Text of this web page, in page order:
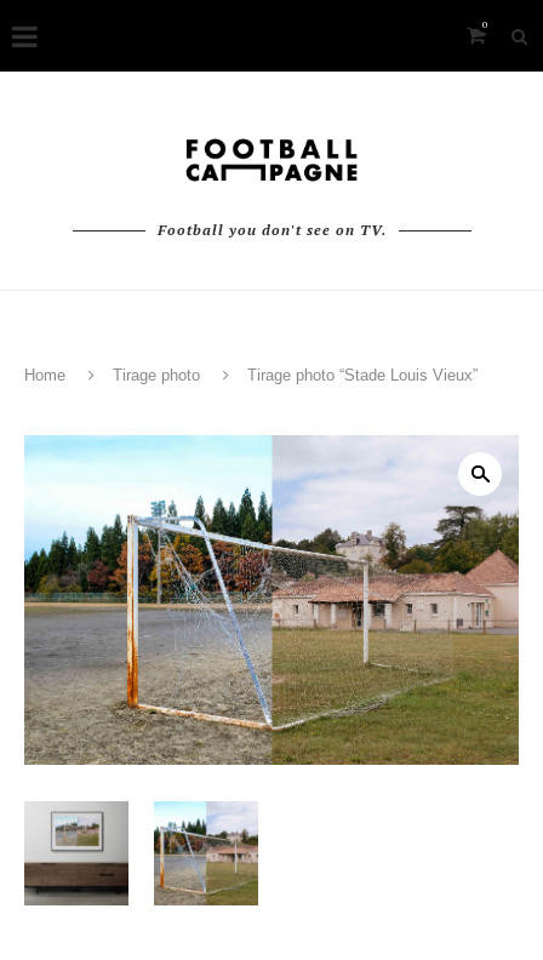
0
Football you don't see on TV.
Home Tirage photo Tirage photo “Stade Louis Vieux”